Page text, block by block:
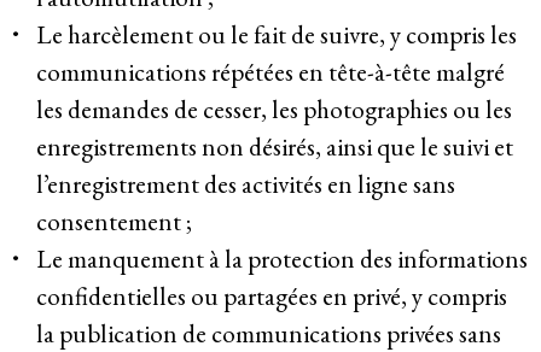
Le harcèlement ou le fait de suivre, y compris les
communications répétées en tête-à-tête malgré
les demandes de cesser, les photographies ou les
enregistrements non désirés, ainsi que le suivi et
l’enregistrement des activités en ligne sans
consentement ;
Le manquement à la protection des informations
confidentielles ou partagées en privé, y compris
la publication de communications privées sans